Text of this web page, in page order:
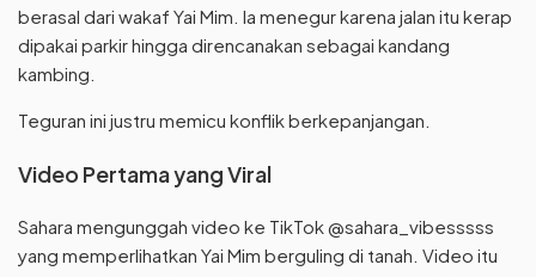
berasal dari wakaf Yai Mim. Ia menegur karena jalan itu kerap
dipakai parkir hingga direncanakan sebagai kandang
kambing.
Teguran ini justru memicu konflik berkepanjangan.
Video Pertama yang Viral
Sahara mengunggah video ke TikTok @sahara_vibesssss
yang memperlihatkan Yai Mim berguling di tanah. Video itu